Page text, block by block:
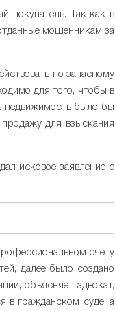
покупатель. Так как в
мошенникам за
по запасному
для того, чтобы в
недвижимость было бы
для взыскания
исковое заявление с
счету
далее было создано
объясняет адвокат,
в гражданском суде, а